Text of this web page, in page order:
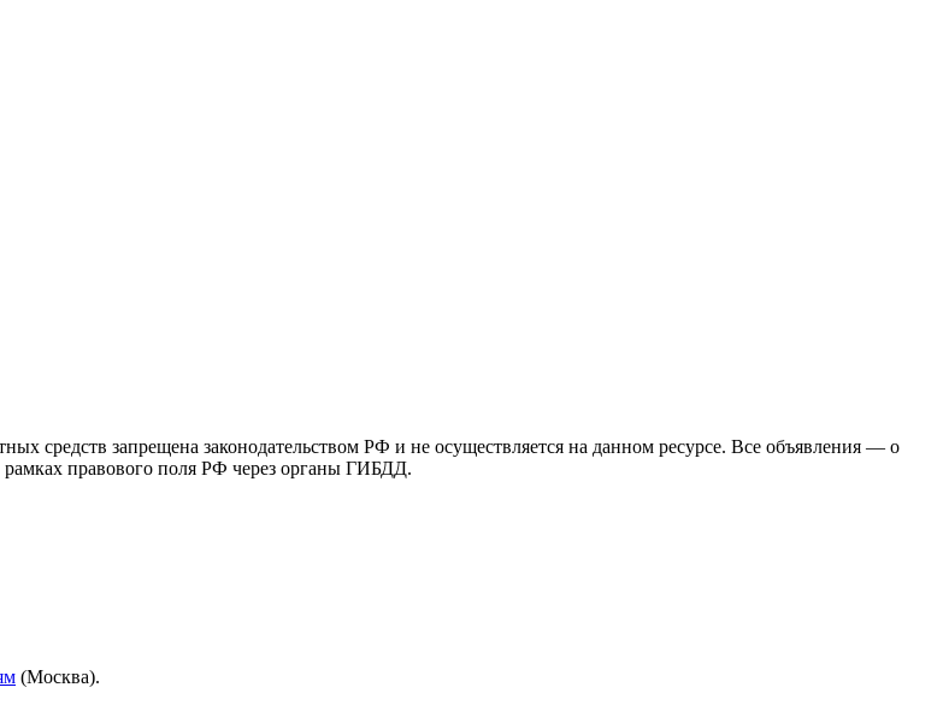
средств запрещена законодательством РФ и не осуществляется на данном ресурсе. Все объявления — о
правового поля РФ через органы ГИБДД.
(Москва).